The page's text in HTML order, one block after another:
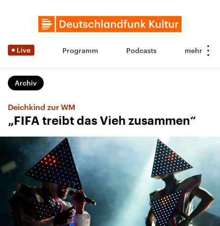
Live Programm Podcasts
Archiv
Deichkind zur WM
„FIFA treibt das Vieh zusammen“